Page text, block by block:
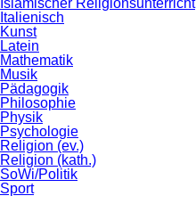
Italienisch
Kunst
Latein
Mathematik
Musik
Pädagogik
Philosophie
Physik
Psychologie
Religion (ev.)
Religion (kath.)
SoWi/Politik
Sport